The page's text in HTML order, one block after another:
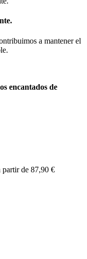
a mantener el
encantados de
partir de 87,90 €